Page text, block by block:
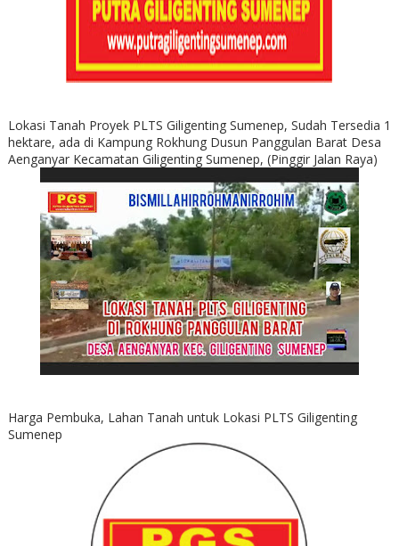
Lokasi Tanah Proyek PLTS Giligenting Sumenep, Sudah Tersedia 1
hektare, ada di Kampung Rokhung Dusun Panggulan Barat Desa
Aenganyar Kecamatan Giligenting Sumenep, (Pinggir Jalan Raya)
Harga Pembuka, Lahan Tanah untuk Lokasi PLTS Giligenting
Sumenep